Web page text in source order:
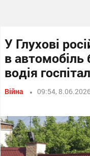
У Глухові
в автомобіль
водія
Війна 09:54,